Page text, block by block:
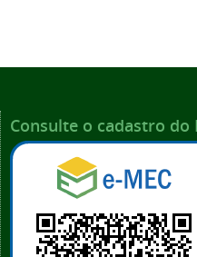
Consulte o cadastro do